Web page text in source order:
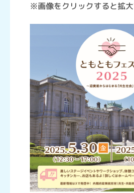
※画像をクリックすると拡